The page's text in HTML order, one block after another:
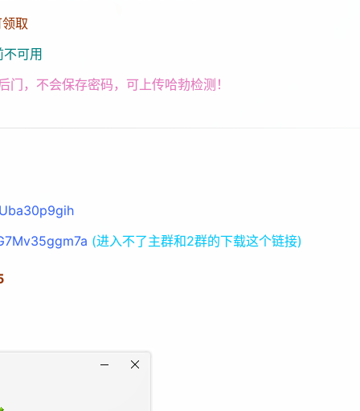
取
可用
门，不会保存密码，可上传哈勃检测！
(进入不了主群和2群的下载这个链接)